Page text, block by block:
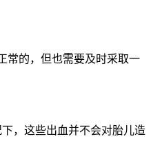
常的，但也需要及时采取一
，这些出血并不会对胎儿造